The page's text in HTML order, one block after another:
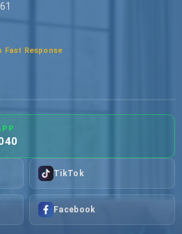
Fast Response
TikTok
Facebook